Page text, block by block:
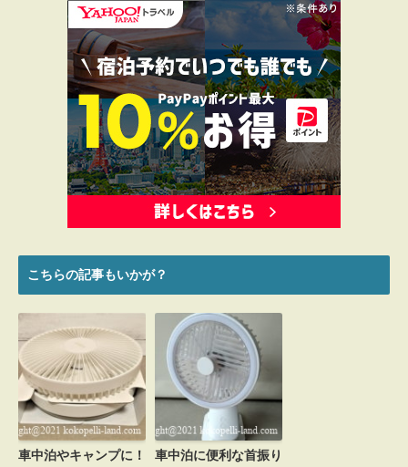
名前*
メール*
新規投稿の通知をメールで受け取る場合、ここを
こちらの記事もいかが？
車中泊やキャンプに！
車中泊に便利な首振り